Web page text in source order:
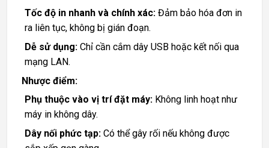
Tốc độ in nhanh và chính xác:Đảm bảo hóa đơn in
ra liên tục, không bị gián đoạn.
Dễ sử dụng:Chỉ cần cắm dây USB hoặc kết nối qua
mạng LAN.
Nhược điểm:
Phụ thuộc vào vị trí đặt máy:Không linh hoạt như
máy in không dây.
Dây nối phức tạp:Có thể gây rối nếu không được